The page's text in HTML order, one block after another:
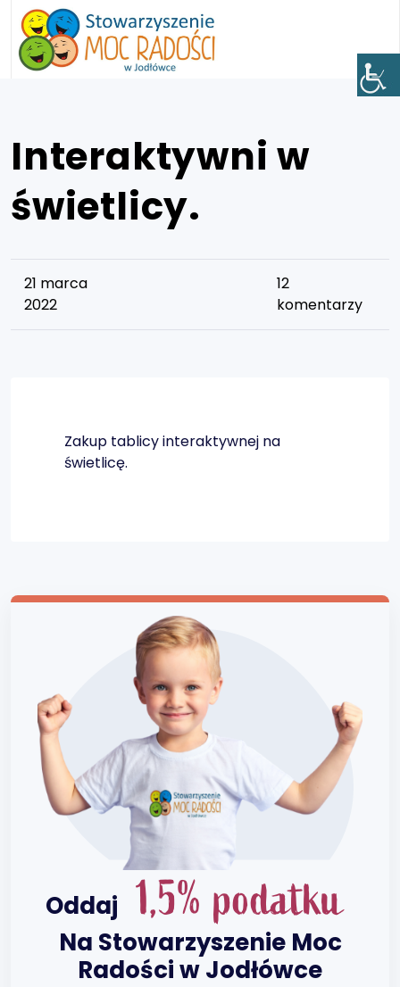
Interaktywni w
świetlicy.
21 marca
2022
12
komentarzy
Zakup tablicy interaktywnej na
świetlicę.
Oddaj 1,5% podatku
Na Stowarzyszenie Moc
Radości w Jodłówce